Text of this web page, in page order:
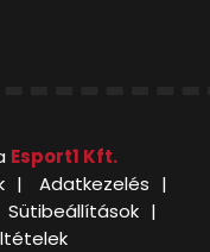
Esport1 Kft.
Adatkezelés
Sütibeállítások